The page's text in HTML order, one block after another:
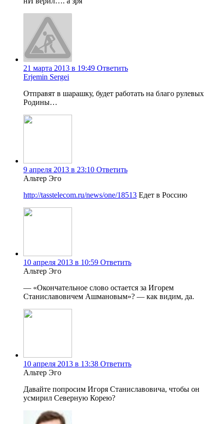
21 марта 2013 в 19:49 Ответить
Erjemin Sergei
Отправят в шарашку, будет работать на благо рулевых
Родины…
9 апреля 2013 в 23:10 Ответить
Альтер Эго
http://tasstelecom.ru/news/one/18513 Едет в Россию
10 апреля 2013 в 10:59 Ответить
Альтер Эго
— «Окончательное слово остается за Игорем
Станиславовичем Ашмановым»? — как видим, да.
10 апреля 2013 в 13:38 Ответить
Альтер Эго
Давайте попросим Игоря Станиславовича, чтобы он
усмирил Северную Корею?